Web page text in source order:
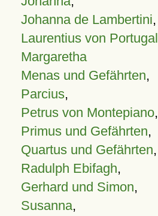
Johanna de Lambertini,
Laurentius von Portugal
Margaretha
Menas und Gefährten,
Parcius,
Petrus von Montepiano,
Primus und Gefährten,
Quartus und Gefährten,
Radulph Ebifagh,
Gerhard und Simon,
Susanna,